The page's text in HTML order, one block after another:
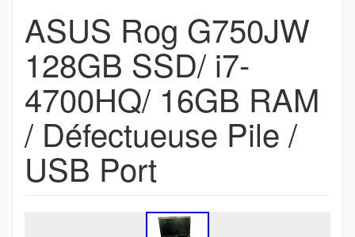
ASUS Rog G750JW
128GB SSD/ i7-
4700HQ/ 16GB RAM
/ Défectueuse Pile /
USB Port